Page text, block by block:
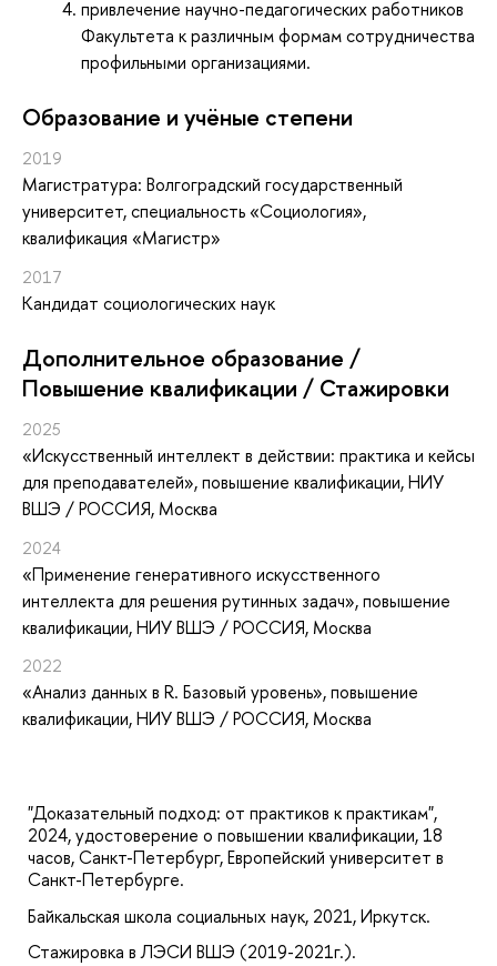
привлечение научно-педагогических работников
Факультета к различным формам сотрудничества
профильными организациями.
Oбразование и учёные степени
2019
Магистратура: Волгоградский государственный
университет, специальность «Социология»,
квалификация «Магистр»
2017
Кандидат социологических наук
Дополнительное образование /
Повышение квалификации / Стажировки
2025
«Искусственный интеллект в действии: практика и кейсы
для преподавателей», повышение квалификации, НИУ
ВШЭ / РОССИЯ, Москва
2024
«Применение генеративного искусственного
интеллекта для решения рутинных задач», повышение
квалификации, НИУ ВШЭ / РОССИЯ, Москва
2022
«Анализ данных в R. Базовый уровень», повышение
квалификации, НИУ ВШЭ / РОССИЯ, Москва
"Доказательный подход: от практиков к практикам",
2024, удостоверение о повышении квалификации, 18
часов, Санкт-Петербург, Европейский университет в
Санкт-Петербурге.
Байкальская школа социальных наук, 2021, Иркутск.
Стажировка в ЛЭСИ ВШЭ (2019-2021г.).